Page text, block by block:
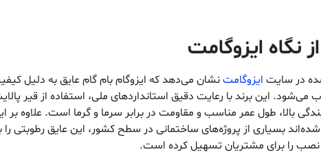
نگاه ایزوگامت
در سایت ایزوگامتنشان می‌دهد که ایزوگام بام گام عایق به دلیل
این برند با رعایت دقیق استانداردهای ملی، استفاده از قیر
بسیاری از پروژه‌های ساختمانی در سطح کشور، این عایق رطوبتی را
نصب را برای مشتریان تسهیل کرده است.